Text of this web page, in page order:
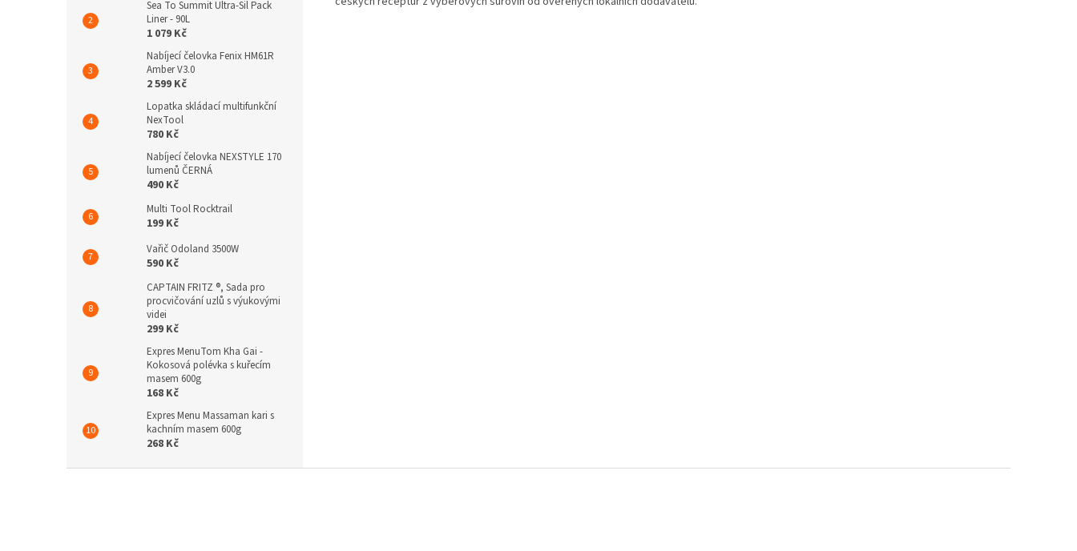
Sea To Summit Ultra-Sil Pack
Liner - 90L
1 079 Kč
Nabíjecí čelovka Fenix HM61R
Amber V3.0
2 599 Kč
Lopatka skládací multifunkční
NexTool
780 Kč
Nabíjecí čelovka NEXSTYLE 170
lumenů ČERNÁ
490 Kč
Multi Tool Rocktrail
199 Kč
Vařič Odoland 3500W
590 Kč
CAPTAIN FRITZ ®, Sada pro
procvičování uzlů s výukovými
videi
299 Kč
Expres MenuTom Kha Gai -
Kokosová polévka s kuřecím
masem 600g
168 Kč
Expres Menu Massaman kari s
kachním masem 600g
268 Kč